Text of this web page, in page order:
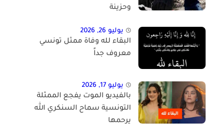
وحزينة
يوليو 26, 2026
البقاء لله وفاة ممثل تونسي
معروف جداً
يوليو 17, 2026
بالفيديو الموت يفجع الممثلة
التونسية سماح السنكري الله
يرحمها